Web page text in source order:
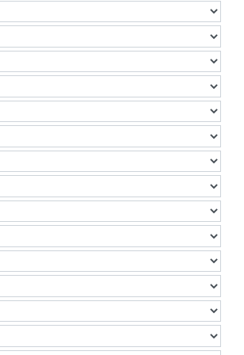
avec un coût dépassant les 16.000$ pour un
Classement (qualité)
093 3
229 6
564 1
045 2
140 7
947 4
777 6
941 9
905 11
11
911 10
365 11
729 5
460 11
8